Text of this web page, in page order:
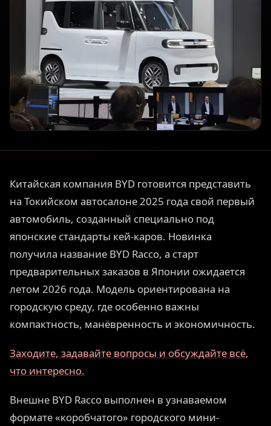
Китайская компания BYD готовится представить
на Токийском автосалоне 2025 года свой первый
автомобиль, созданный специально под
японские стандарты кей-каров. Новинка
получила название BYD Racco, а старт
предварительных заказов в Японии ожидается
летом 2026 года. Модель ориентирована на
городскую среду, где особенно важны
компактность, манёвренность и экономичность.
Заходите, задавайте вопросы и обсуждайте всё,
что интересно.
Внешне BYD Racco выполнен в узнаваемом
формате «коробчатого» городского мини-